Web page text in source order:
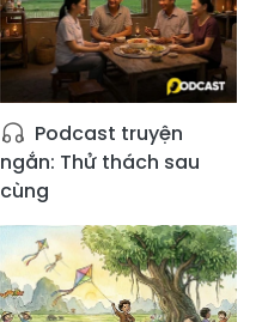
Podcast truyện
ngắn: Thử thách sau
cùng